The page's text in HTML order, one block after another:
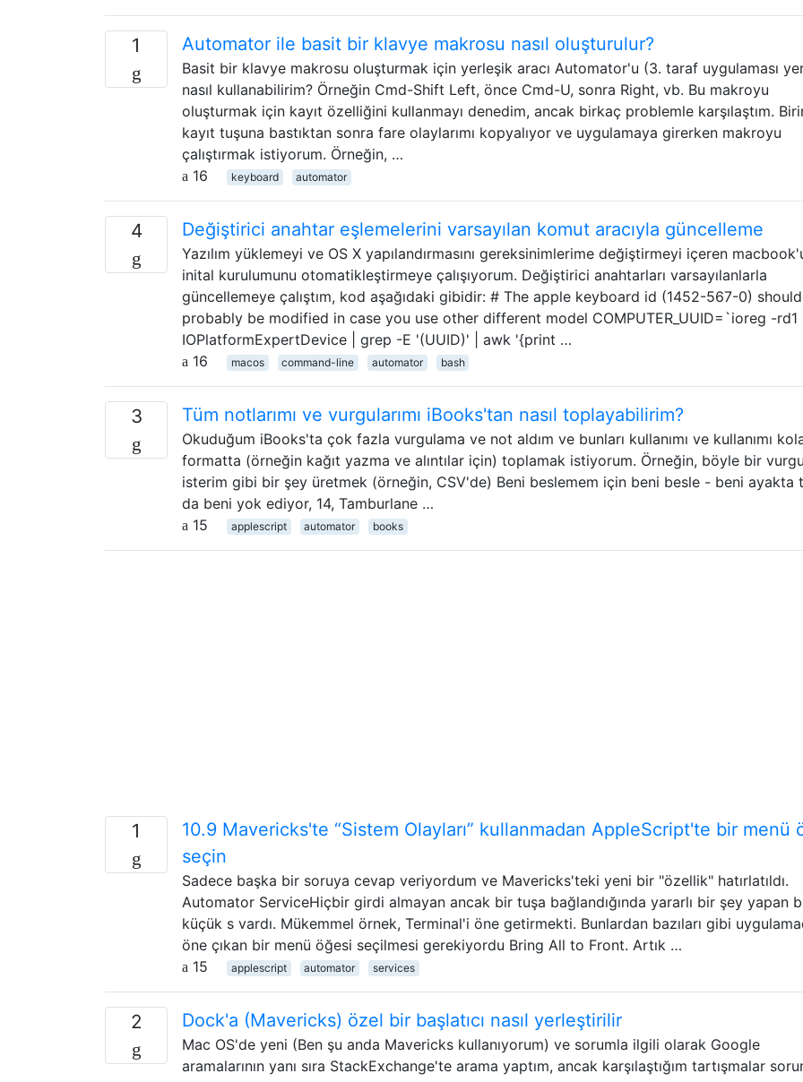
1 Automator ile basit bir klavye makrosu nasıl oluşturulur?
Basit bir klavye makrosu oluşturmak için yerleşik aracı Automator'u (3. taraf uygulaması
nasıl kullanabilirim? Örneğin Cmd-Shift Left, önce Cmd-U, sonra Right, vb. Bu makroyu
oluşturmak için kayıt özelliğini kullanmayı denedim, ancak birkaç problemle karşılaştım.
kayıt tuşuna bastıktan sonra fare olaylarımı kopyalıyor ve uygulamaya girerken makroyu
çalıştırmak istiyorum. Örneğin, …
16
keyboard automator
4 Değiştirici anahtar eşlemelerini varsayılan komut aracıyla güncelleme
Yazılım yüklemeyi ve OS X yapılandırmasını gereksinimlerime değiştirmeyi içeren
inital kurulumunu otomatikleştirmeye çalışıyorum. Değiştirici anahtarları varsayılanlarla
güncellemeye çalıştım, kod aşağıdaki gibidir: # The apple keyboard id (1452-567-0) should
probably be modified in case you use other different model COMPUTER_UUID=`ioreg -rd1
IOPlatformExpertDevice | grep -E '(UUID)' | awk '{print …
16
macos command-line automator bash
3 Tüm notlarımı ve vurgularımı iBooks'tan nasıl toplayabilirim?
Okuduğum iBooks'ta çok fazla vurgulama ve not aldım ve bunları kullanımı ve kullanımı
formatta (örneğin kağıt yazma ve alıntılar için) toplamak istiyorum. Örneğin, böyle bir vurgu
isterim gibi bir şey üretmek (örneğin, CSV'de) Beni beslemem için beni besle - beni ayakta
da beni yok ediyor, 14, Tamburlane …
15
applescript automator books
1
10.9 Mavericks'te “Sistem Olayları” kullanmadan AppleScript'te bir menü
seçin
Sadece başka bir soruya cevap veriyordum ve Mavericks'teki yeni bir "özellik" hatırlatıldı.
Automator ServiceHiçbir girdi almayan ancak bir tuşa bağlandığında yararlı bir şey yapan
küçük s vardı. Mükemmel örnek, Terminal'i öne getirmekti. Bunlardan bazıları gibi
öne çıkan bir menü öğesi seçilmesi gerekiyordu Bring All to Front. Artık …
15
applescript automator services
2 Dock'a (Mavericks) özel bir başlatıcı nasıl yerleştirilir
Mac OS'de yeni (Ben şu anda Mavericks kullanıyorum) ve sorumla ilgili olarak Google
aramalarının yanı sıra StackExchange'te arama yaptım, ancak karşılaştığım tartışmalar